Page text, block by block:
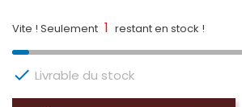
Vite ! Seulement 1 restant en stock !
 Livrable du stock